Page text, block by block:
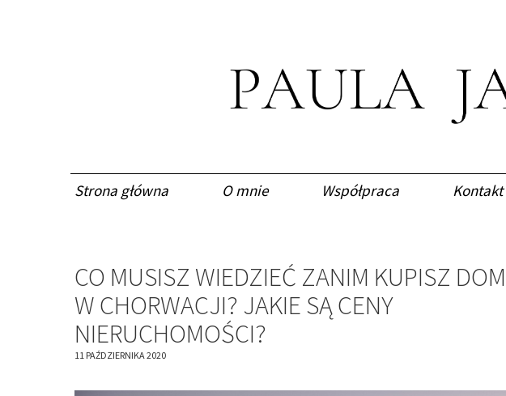
Strona główna O mnie Współpraca Kontakt
CO MUSISZ WIEDZIEĆ ZANIM KUPISZ DOM
W CHORWACJI? JAKIE SĄ CENY
NIERUCHOMOŚCI?
11 PAŹDZIERNIKA 2020